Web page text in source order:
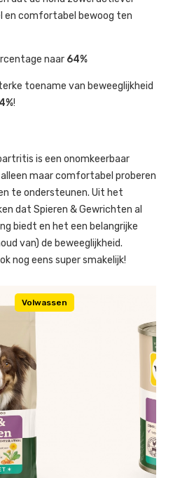
en comfortabel bewoog ten
naar 64%
toename van beweeglijkheid
!
is een onomkeerbaar
maar comfortabel proberen
te ondersteunen. Uit het
dat Spieren & Gewrichten al
biedt en het een belangrijke
van) de beweeglijkheid.
nog eens super smakelijk!
Volwassen